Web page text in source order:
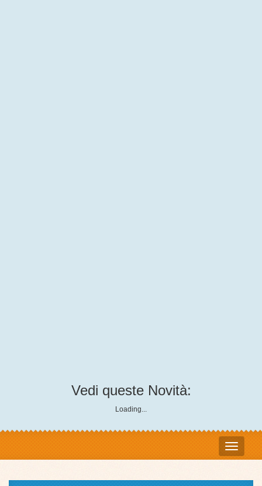
Vedi queste Novità:
Loading...